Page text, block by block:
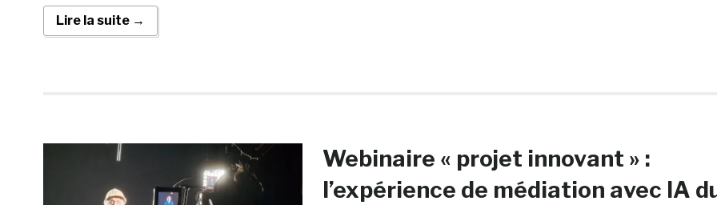
Lire la suite →
Webinaire « projet innovant » :
l’expérience de médiation avec IA